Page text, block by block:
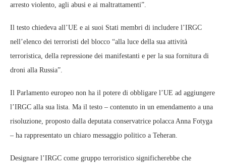
arresto violento, agli abusi e ai maltrattamenti”.
Il testo chiedeva all’UE e ai suoi Stati membri di includere l’IRGC
nell’elenco dei terroristi del blocco “alla luce della sua attività
terroristica, della repressione dei manifestanti e per la sua fornitura di
droni alla Russia”.
Il Parlamento europeo non ha il potere di obbligare l’UE ad aggiungere
l’IRGC alla sua lista. Ma il testo – contenuto in un emendamento a una
risoluzione, proposto dalla deputata conservatrice polacca Anna Fotyga
– ha rappresentato un chiaro messaggio politico a Teheran.
Designare l’IRGC come gruppo terroristico significherebbe che